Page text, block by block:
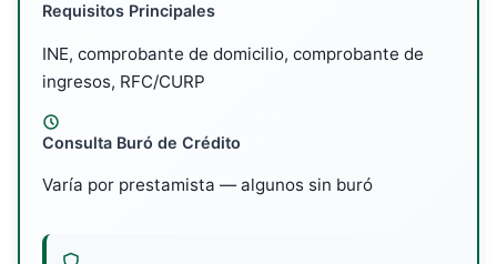
Requisitos Principales
INE, comprobante de domicilio, comprobante de
ingresos, RFC/CURP
Consulta Buró de Crédito
Varía por prestamista — algunos sin buró